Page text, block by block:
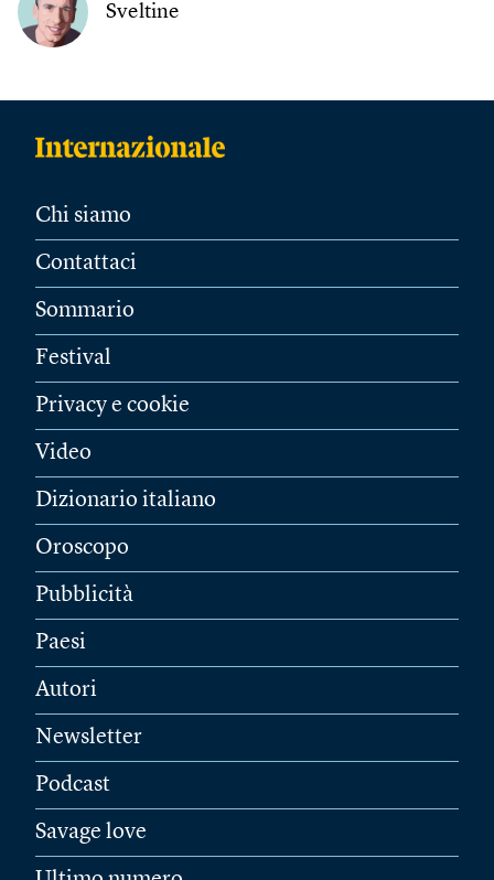
Sveltine
Chi siamo
Contattaci
Sommario
Festival
Privacy e cookie
Video
Dizionario italiano
Oroscopo
Pubblicità
Paesi
Autori
Newsletter
Podcast
Savage love